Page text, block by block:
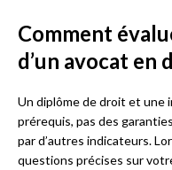
Comment
d’un avocat en
Un diplôme de droit et une
prérequis, pas des
par d’autres indicateurs.
questions précises sur